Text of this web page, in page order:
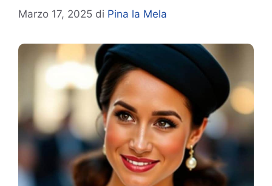
Marzo 17, 2025 di Pina la Mela